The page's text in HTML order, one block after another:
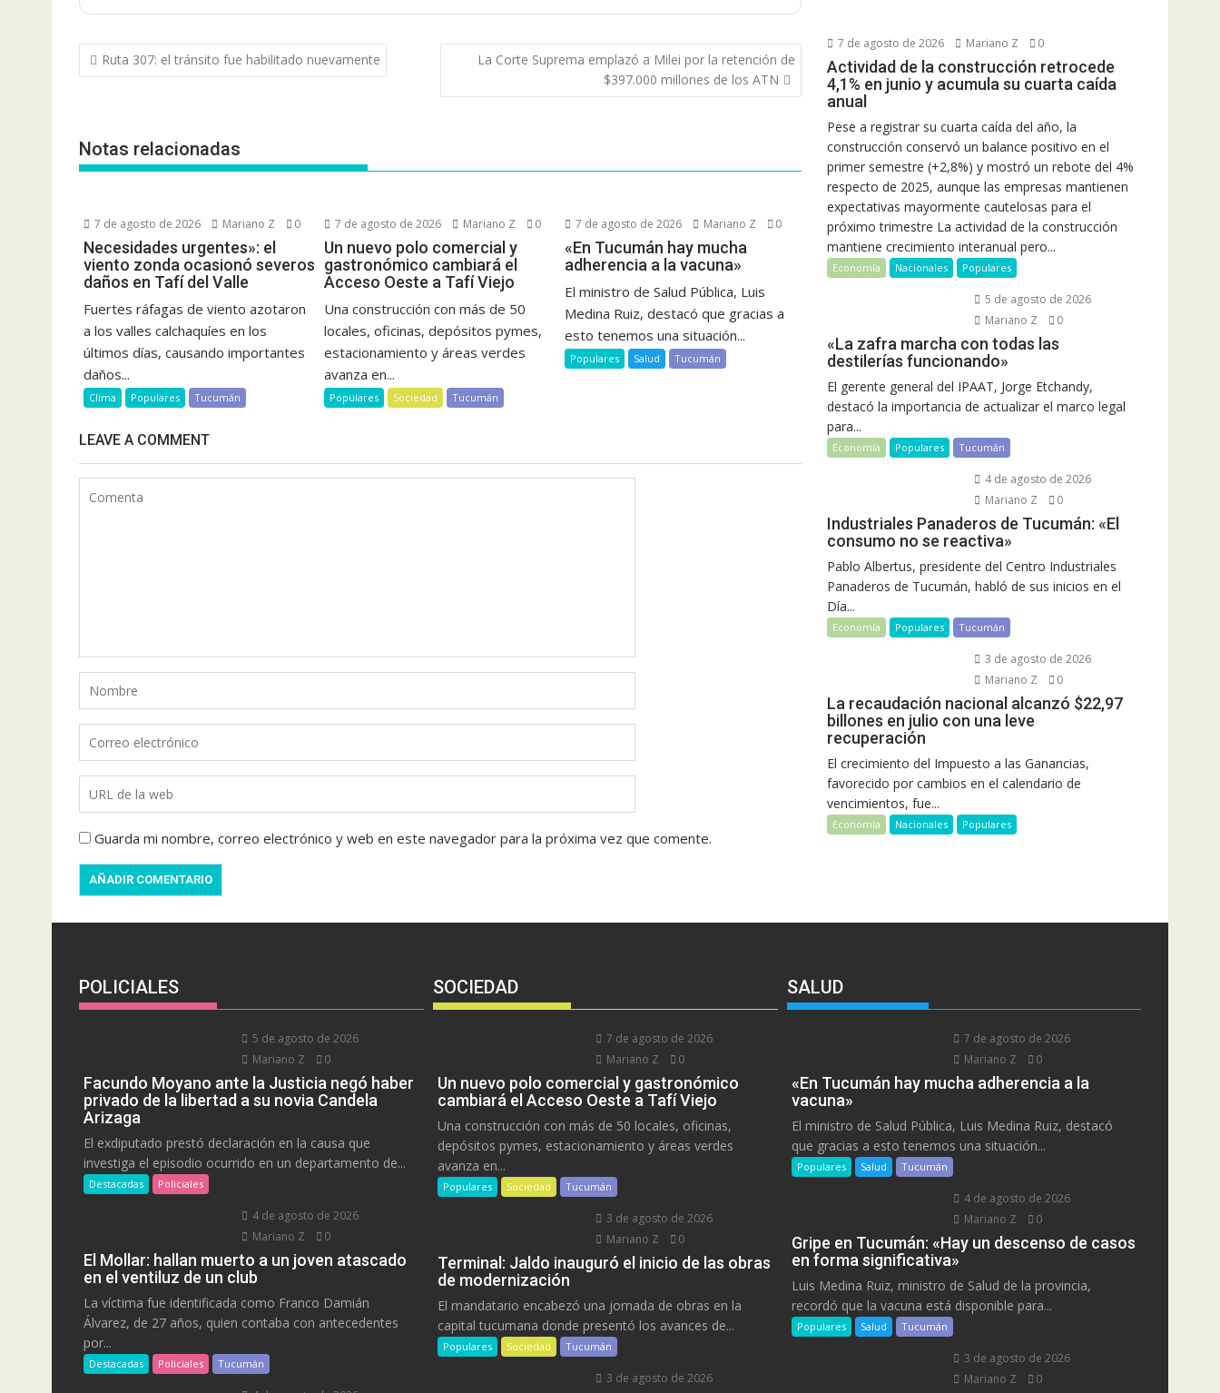
Navegación
de
Ruta 307: el tránsito fue habilitado nuevamente
La Corte Suprema emplazó a Milei por la retención de
$397.000 millones de los ATN
Notas relacionadas
7 de agosto de 2026 Mariano Z 0
Necesidades urgentes»: el
viento zonda ocasionó severos
daños en Tafí del Valle
Fuertes ráfagas de viento azotaron
a los valles calchaquíes en los
últimos días, causando importantes
daños...
Clima Populares Tucumán
7 de agosto de 2026 Mariano Z 0
Un nuevo polo comercial y
gastronómico cambiará el
Acceso Oeste a Tafí Viejo
Una construcción con más de 50
locales, oficinas, depósitos pymes,
estacionamiento y áreas verdes
avanza en...
Populares Sociedad Tucumán
7 de agosto de 2026 Mariano Z 0
«En Tucumán hay mucha
adherencia a la vacuna»
El ministro de Salud Pública, Luis
Medina Ruiz, destacó que gracias a
esto tenemos una situación...
Populares Salud Tucumán
LEAVE A COMMENT
Guarda mi nombre, correo electrónico y web en este navegador para la próxima vez que comente.
7 de agosto de 2026 Mariano Z 0
Actividad de la construcción retrocede
4,1% en junio y acumula su cuarta caída
anual
Pese a registrar su cuarta caída del año, la
construcción conservó un balance positivo en el
primer semestre (+2,8%) y mostró un rebote del 4%
respecto de 2025, aunque las empresas mantienen
expectativas mayormente cautelosas para el
próximo trimestre La actividad de la construcción
mantiene crecimiento interanual pero...
Economía Nacionales Populares
5 de agosto de 2026
Mariano Z
0
«La zafra marcha con todas las
destilerías funcionando»
El gerente general del IPAAT, Jorge Etchandy,
destacó la importancia de actualizar el marco legal
para...
Economía Populares Tucumán
4 de agosto de 2026
Mariano Z
0
Industriales Panaderos de Tucumán: «El
consumo no se reactiva»
Pablo Albertus, presidente del Centro Industriales
Panaderos de Tucumán, habló de sus inicios en el
Día...
Economía Populares Tucumán
3 de agosto de 2026
Mariano Z
0
La recaudación nacional alcanzó $22,97
billones en julio con una leve
recuperación
El crecimiento del Impuesto a las Ganancias,
favorecido por cambios en el calendario de
vencimientos, fue...
Economía Nacionales Populares
POLICIALES
5 de agosto de 2026
Mariano Z
0
Facundo Moyano ante la Justicia negó haber
privado de la libertad a su novia Candela
Arizaga
El exdiputado prestó declaración en la causa que
investiga el episodio ocurrido en un departamento de...
Destacadas Policiales
4 de agosto de 2026
Mariano Z
0
El Mollar: hallan muerto a un joven atascado
en el ventiluz de un club
La víctima fue identificada como Franco Damián
Álvarez, de 27 años, quien contaba con antecedentes
por...
Destacadas Policiales Tucumán
SOCIEDAD
7 de agosto de 2026
Mariano Z
0
Un nuevo polo comercial y gastronómico
cambiará el Acceso Oeste a Tafí Viejo
Una construcción con más de 50 locales, oficinas,
depósitos pymes, estacionamiento y áreas verdes
avanza en...
Populares Sociedad Tucumán
3 de agosto de 2026
Mariano Z
0
Terminal: Jaldo inauguró el inicio de las obras
de modernización
El mandatario encabezó una jornada de obras en la
capital tucumana donde presentó los avances de...
Populares Sociedad Tucumán
3 de agosto de 2026
SALUD
7 de agosto de 2026
Mariano Z
0
«En Tucumán hay mucha adherencia a la
vacuna»
El ministro de Salud Pública, Luis Medina Ruiz, destacó
que gracias a esto tenemos una situación...
Populares Salud Tucumán
4 de agosto de 2026
Mariano Z
0
Gripe en Tucumán: «Hay un descenso de casos
en forma significativa»
Luis Medina Ruiz, ministro de Salud de la provincia,
recordó que la vacuna está disponible para...
Populares Salud Tucumán
3 de agosto de 2026
Mariano Z
0